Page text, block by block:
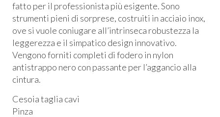
fatto per il professionista più esigente. Sono
strumenti pieni di sorprese, costruiti in acciaio inox,
ove si vuole coniugare all’intrinseca robustezza la
leggerezza e il simpatico design innovativo.
Vengono forniti completi di fodero in nylon
antistrappo nero con passante per l’aggancio alla
cintura.
Cesoia taglia cavi
Pinza